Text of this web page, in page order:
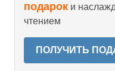
подарок и
чтением
ПОЛУЧИТЬ